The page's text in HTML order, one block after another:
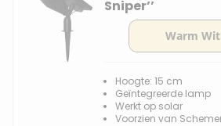
Sniper’’
Hoogte: 15 cm
Geïntegreerde lamp
Werkt op solar
Voorzien van